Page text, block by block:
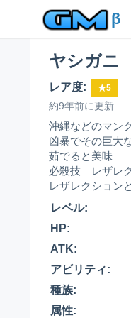
β
ヤシガニ
レア度: ★5
約9年前に更新
沖縄などのマン
凶暴でその巨大
茹でると美味
必殺技 レザレ
レザレクション
レベル:
HP:
ATK:
アビリティ:
種族:
属性: